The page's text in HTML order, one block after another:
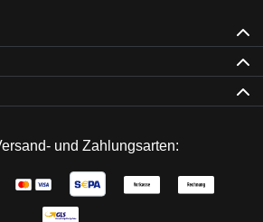
und Zahlungsarten: